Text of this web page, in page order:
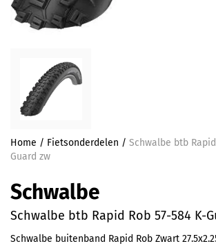
Home / Fietsonderdelen / Schwalbe btb
Guard zw
Schwalbe
Schwalbe btb Rapid Rob 57-584 K-
Schwalbe buitenband Rapid Rob Zwart